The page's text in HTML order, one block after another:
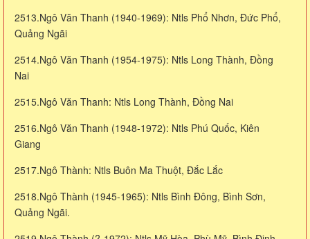
2513.Ngô Văn Thanh (1940-1969): Ntls Phổ Nhơn, Đức Phổ,
Quảng Ngãi
2514.Ngô Văn Thanh (1954-1975): Ntls Long Thành, Đồng
Nai
2515.Ngô Văn Thanh: Ntls Long Thành, Đồng Nai
2516.Ngô Văn Thanh (1948-1972): Ntls Phú Quốc, Kiên
Giang
2517.Ngô Thành: Ntls Buôn Ma Thuột, Đắc Lắc
2518.Ngô Thành (1945-1965): Ntls Bình Đông, Bình Sơn,
Quảng Ngãi.